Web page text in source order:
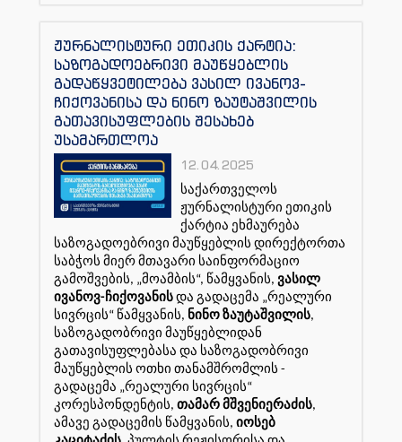
ჟურნალისტური ეთიკის ქარტია:
საზოგადოებრივი მაუწყებლის
გადაწყვეტილება ვასილ ივანოვ-
ჩიქოვანისა და ნინო ზაუტაშვილის
გათავისუფლების შესახებ
უსამართლოა
12.04.2025
საქართველოს
ჟურნალისტური ეთიკის
ქარტია ეხმაურება
საზოგადოებრივი მაუწყებლის დირექტორთა
საბჭოს მიერ მთავარი საინფორმაციო
გამოშვების, „მოამბის“, წამყვანის, ვასილ
ივანოვ-ჩიქოვანის და გადაცემა „რეალური
სივრცის“ წამყვანის, ნინო ზაუტაშვილის,
საზოგადობრივი მაუწყებლიდან
გათავისუფლებასა და საზოგადობრივი
მაუწყებლის ოთხი თანამშრომლის -
გადაცემა „რეალური სივრცის“
კორესპონდენტის, თამარ მშვენიერაძის,
ამავე გადაცემის წამყვანის, იოსებ